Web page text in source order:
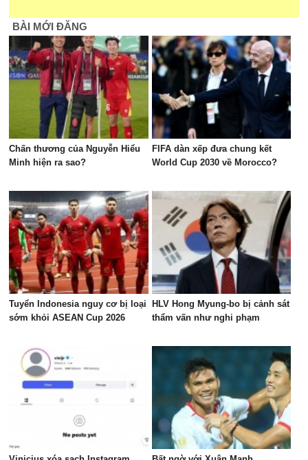
BÀI MỚI ĐĂNG
Chấn thương của Nguyễn Hiểu
Minh hiện ra sao?
FIFA dàn xếp đưa chung kết
World Cup 2030 về Morocco?
Tuyển Indonesia nguy cơ bị loại
sớm khỏi ASEAN Cup 2026
HLV Hong Myung-bo bị cảnh sát
thẩm vấn như nghi phạm